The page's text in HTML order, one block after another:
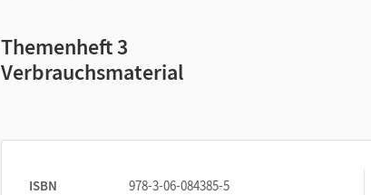
Themenheft 3
Verbrauchsmaterial
ISBN
978-3-06-084385-5